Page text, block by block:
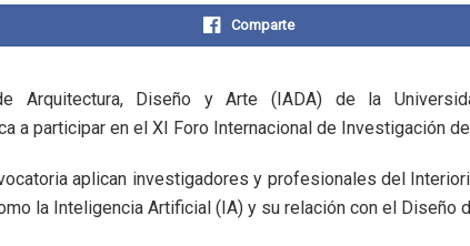
Comparte
Arquitectura, Diseño y Arte (IADA) de la
a participar en el XI Foro Internacional de Investigación
aplican investigadores y profesionales del
la Inteligencia Artificial (IA) y su relación con el Diseño